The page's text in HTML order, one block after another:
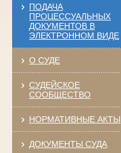
ПОДАЧА
ПРОЦЕССУАЛЬНЫХ
ДОКУМЕНТОВ В
ЭЛЕКТРОННОМ ВИДЕ
О СУДЕ
СУДЕЙСКОЕ
СООБЩЕСТВО
НОРМАТИВНЫЕ АКТЫ
ДОКУМЕНТЫ СУДА